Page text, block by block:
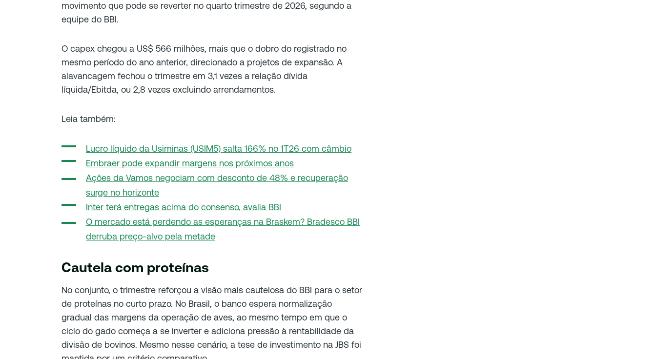
movimento que pode se reverter no quarto trimestre de 2026, segundo a
equipe do BBI.
O capex chegou a US$ 566 milhões, mais que o dobro do registrado no
mesmo período do ano anterior, direcionado a projetos de expansão. A
alavancagem fechou o trimestre em 3,1 vezes a relação dívida
líquida/Ebitda, ou 2,8 vezes excluindo arrendamentos.
Leia também:
Lucro líquido da Usiminas (USIM5) salta 166% no 1T26 com câmbio
Embraer pode expandir margens nos próximos anos
Ações da Vamos negociam com desconto de 48% e recuperação
surge no horizonte
Inter terá entregas acima do consenso, avalia BBI
O mercado está perdendo as esperanças na Braskem? Bradesco BBI
derruba preço-alvo pela metade
Cautela com proteínas
No conjunto, o trimestre reforçou a visão mais cautelosa do BBI para o setor
de proteínas no curto prazo. No Brasil, o banco espera normalização
gradual das margens da operação de aves, ao mesmo tempo em que o
ciclo do gado começa a se inverter e adiciona pressão à rentabilidade da
divisão de bovinos. Mesmo nesse cenário, a tese de investimento na JBS foi